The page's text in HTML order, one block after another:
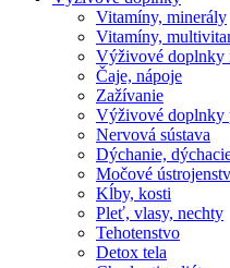
Vitamíny, minerály
Vitamíny,
Výživové doplnky
Čaje, nápoje
Zažívanie
Výživové doplnky
Nervová sústava
Dýchanie,
Močové
Kĺby, kosti
Pleť, vlasy, nechty
Tehotenstvo
Detox tela